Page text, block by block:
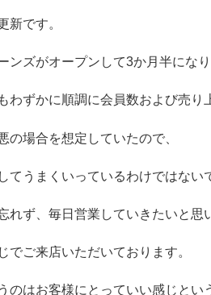
新です。
ンズがオープンして3か月半になり
わずかに順調に会員数および売り
の場合を想定していたので、
てうまくいっているわけではない
れず、毎日営業していきたいと思
でご来店いただいております。
のはお客様にとっていい感じとい